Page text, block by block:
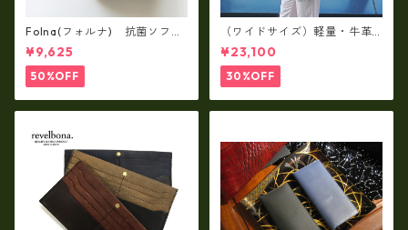
Folna(フォルナ) 抗菌ソフト
スムースレザー トートバッグ
¥9,625
50%OFF
（ワイドサイズ）軽量・牛革
製品・2WAYヌメ革トートバッ
グ（A3サイズ/日本製）(高収
納）ir-02G
¥23,100
30%OFF